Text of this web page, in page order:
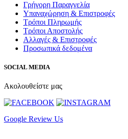
Γρήγορη Παραγγελία
Υπαναχώρηση & Επιστροφές
Τρόποι Πληρωμής
Τρόποι Αποστολής
Αλλαγές & Επιστροφές
Προσωπικά δεδομένα
SOCIAL MEDIA
Ακολουθείστε μας
Google Review Us